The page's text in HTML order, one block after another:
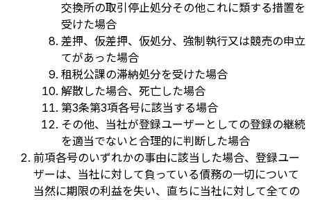
交換所の取引停止処分その他これに類する措置を
受けた場合
差押、仮差押、仮処分、強制執行又は競売の申立
てがあった場合
租税公課の滞納処分を受けた場合
解散した場合、死亡した場合
第3条第3項各号に該当する場合
その他、当社が登録ユーザーとしての登録の継続
を適当でないと合理的に判断した場合
前項各号のいずれかの事由に該当した場合、登録ユー
ザーは、当社に対して負っている債務の一切について
当然に期限の利益を失い、直ちに当社に対して全ての